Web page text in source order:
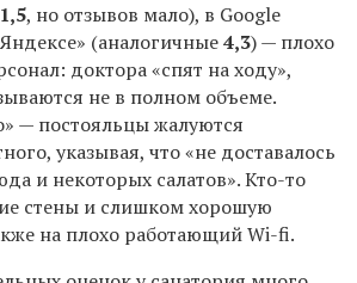
1,5, но отзывов мало), в Google
(аналогичные4,3) — плохо
доктора «спят на ходу»,
не в полном объеме.
— постояльцы жалуются
указывая, что «не доставалось
и некоторых салатов». Кто-то
стены и слишком хорошую
на плохо работающий Wi-fi.